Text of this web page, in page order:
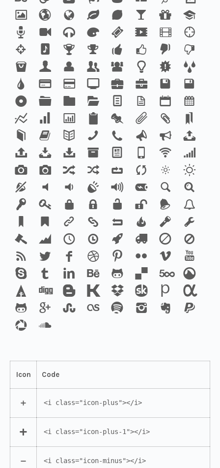
Icon Code
<i class="icon-plus"></i>
<i class="icon-plus-1"></i>
<i class="icon-minus"></i>